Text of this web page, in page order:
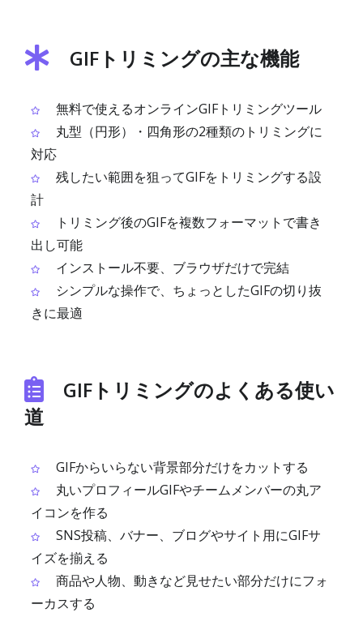
GIFトリミングの主な機能
無料で使えるオンラインGIFトリミングツール
丸型（円形）・四角形の2種類のトリミングに
対応
残したい範囲を狙ってGIFをトリミングする設
計
トリミング後のGIFを複数フォーマットで書き
出し可能
インストール不要、ブラウザだけで完結
シンプルな操作で、ちょっとしたGIFの切り抜
きに最適
GIFトリミングのよくある使い
道
GIFからいらない背景部分だけをカットする
丸いプロフィールGIFやチームメンバーの丸ア
イコンを作る
SNS投稿、バナー、ブログやサイト用にGIFサ
イズを揃える
商品や人物、動きなど見せたい部分だけにフォ
ーカスする